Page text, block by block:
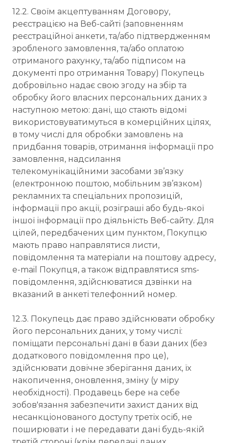
12.2. Своїм акцептуванням Договору,
реєстрацією на Веб-сайті (заповненням
реєстраційної анкети, та/або підтвердженням
зробленого замовлення, та/або оплатою
отриманого рахунку, та/або підписом на
документі про отримання Товару) Покупець
добровільно надає свою згоду на збір та
обробку його власних персональних даних з
наступною метою: дані, що стають відомі
використовуватимуться в комерційних цілях,
в тому числі для обробки замовлень на
придбання товарів, отримання інформації про
замовлення, надсилання
телекомунікаційними засобами зв’язку
(електронною поштою, мобільним зв’язком)
рекламних та спеціальних пропозицій,
інформації про акції, розіграші або будь-якої
іншої інформації про діяльність Веб-сайту. Для
цілей, передбачених цим пунктом, Покупцю
мають право направлятися листи,
повідомлення та матеріали на поштову адресу,
e-mail Покупця, а також відправлятися sms-
повідомлення, здійснюватися дзвінки на
вказаний в анкеті телефонний номер.
12.3. Покупець дає право здійснювати обробку
його персональних даних, у тому числі:
поміщати персональні дані в бази даних (без
додаткового повідомлення про це),
здійснювати довічне зберігання даних, їх
накопичення, оновлення, зміну (у міру
необхідності). Продавець бере на себе
зобов'язання забезпечити захист даних від
несанкціонованого доступу третіх осіб, не
поширювати і не передавати дані будь-якій